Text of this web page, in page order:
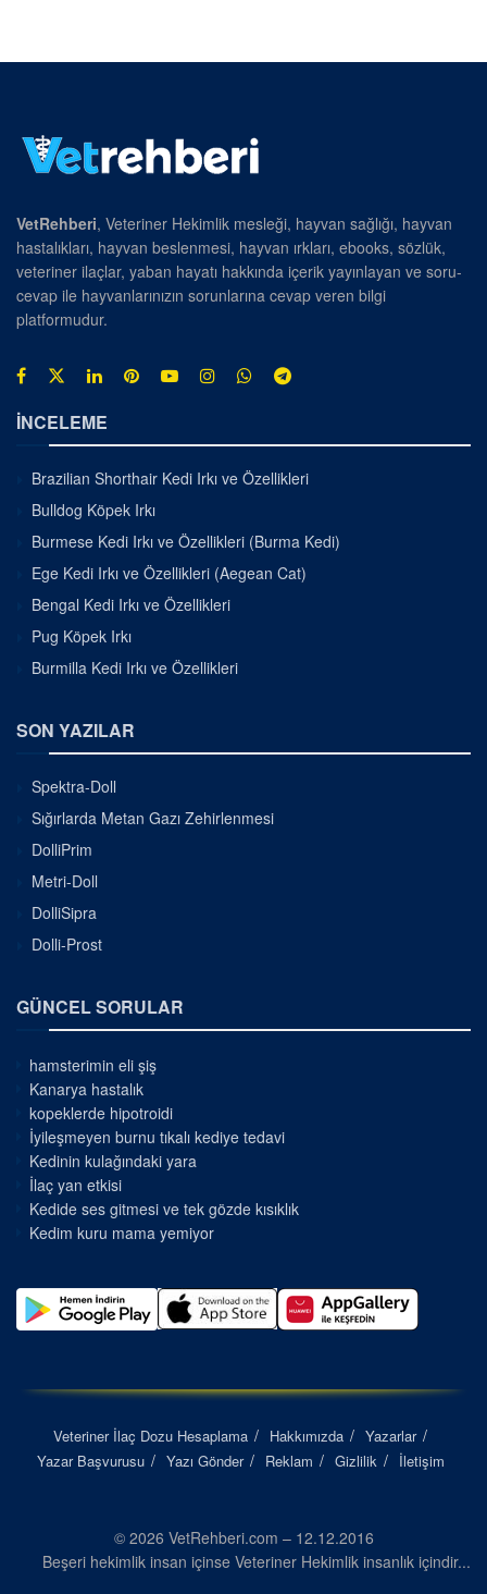
VetRehberi, Veteriner Hekimlik mesleği, hayvan sağlığı, hayvan
hastalıkları, hayvan beslenmesi, hayvan ırkları, ebooks, sözlük,
veteriner ilaçlar, yaban hayatı hakkında içerik yayınlayan ve soru-
cevap ile hayvanlarınızın sorunlarına cevap veren bilgi
platformudur.
İNCELEME
Brazilian Shorthair Kedi Irkı ve Özellikleri
Bulldog Köpek Irkı
Burmese Kedi Irkı ve Özellikleri (Burma Kedi)
Ege Kedi Irkı ve Özellikleri (Aegean Cat)
Bengal Kedi Irkı ve Özellikleri
Pug Köpek Irkı
Burmilla Kedi Irkı ve Özellikleri
SON YAZILAR
Spektra-Doll
Sığırlarda Metan Gazı Zehirlenmesi
DolliPrim
Metri-Doll
DolliSipra
Dolli-Prost
GÜNCEL SORULAR
hamsterimin eli şiş
Kanarya hastalık
kopeklerde hipotroidi
İyileşmeyen burnu tıkalı kediye tedavi
Kedinin kulağındaki yara
İlaç yan etkisi
Kedide ses gitmesi ve tek gözde kısıklık
Kedim kuru mama yemiyor
Veteriner İlaç Dozu Hesaplama Hakkımızda
Yazarlar
Yazar Başvurusu
Yazı Gönder Reklam Gizlilik İletişim
© 2026 VetRehberi.com – 12.12.2016
Beşeri hekimlik insan içinse Veteriner Hekimlik insanlık içindir...